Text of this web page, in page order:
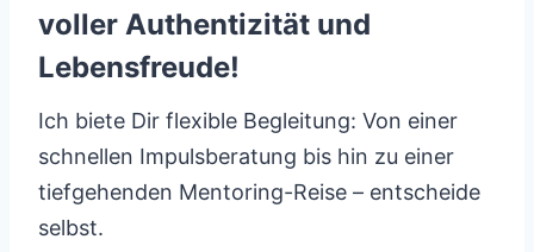
voller Authentizität und
Lebensfreude!
Ich biete Dir flexible Begleitung: Von einer
schnellen Impulsberatung bis hin zu einer
tiefgehenden Mentoring-Reise – entscheide
selbst.